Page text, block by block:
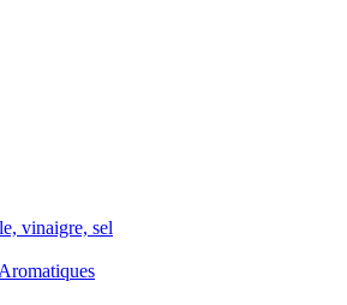
vinaigre, sel